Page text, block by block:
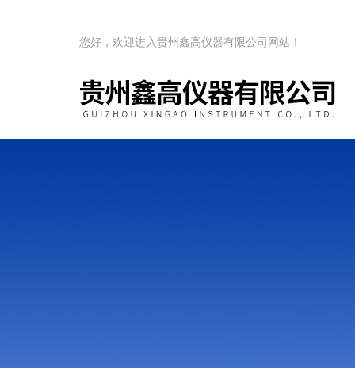
您好，欢迎进入贵州鑫高仪器有限公司网站！